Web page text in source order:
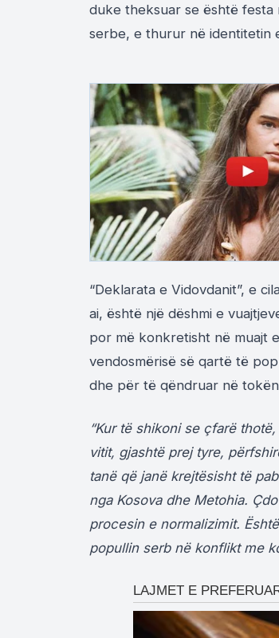
duke theksuar se është festa
serbe, e thurur në identitetin
“Deklarata e Vidovdanit”, e
ai, është një dëshmi e
por më konkretisht në muajt
vendosmërisë së qartë të
dhe për të qëndruar në
“Kur të shikoni se çfarë
vitit, gjashtë prej tyre,
tanë që janë krejtësisht të
nga Kosova dhe Metohia.
procesin e normalizimit.
popullin serb në konflikt me